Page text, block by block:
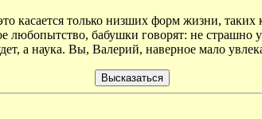
касается только низших форм жизни,
любопытство, бабушки говорят: не страшно
а наука. Вы, Валерий, наверное мало